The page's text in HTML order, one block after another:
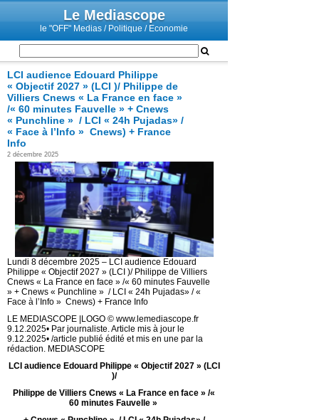
Le Mediascope
le "OFF" Medias / Politique / Economie
LCI audience Edouard Philippe
« Objectif 2027 » (LCI )/ Philippe de
Villiers Cnews « La France en face »
/« 60 minutes Fauvelle » + Cnews
« Punchline » / LCI « 24h Pujadas» /
« Face à l’Info » Cnews) + France
Info
2 décembre 2025
Lundi 8 décembre 2025 – LCI audience Edouard
Philippe « Objectif 2027 » (LCI )/ Philippe de Villiers
Cnews « La France en face » /« 60 minutes Fauvelle
» + Cnews « Punchline » / LCI « 24h Pujadas» / «
Face à l’Info » Cnews) + France Info
LE MEDIASCOPE |LOGO © www.lemediascope.fr
9.12.2025• Par journaliste. Article mis à jour le
9.12.2025• /article publié édité et mis en une par la
rédaction. MEDIASCOPE
LCI audience Edouard Philippe « Objectif 2027 » (LCI
)/
Philippe de Villiers Cnews « La France en face » /«
60 minutes Fauvelle »